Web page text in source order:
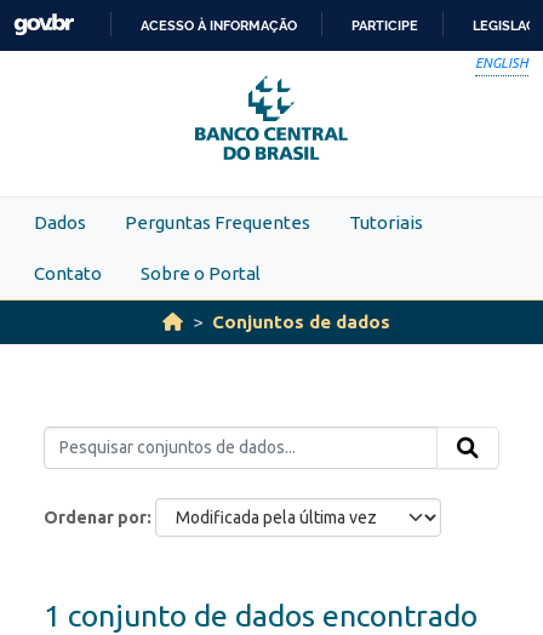
Skip to main content
PARA
O
CONTEÚDO
ACESSO À INFORMAÇÃO PARTICIPE
ENGLISH
Dados Perguntas Frequentes Tutoriais
Contato Sobre o Portal
Conjuntos de dados
Ordenar por
1 conjunto de dados encontrado